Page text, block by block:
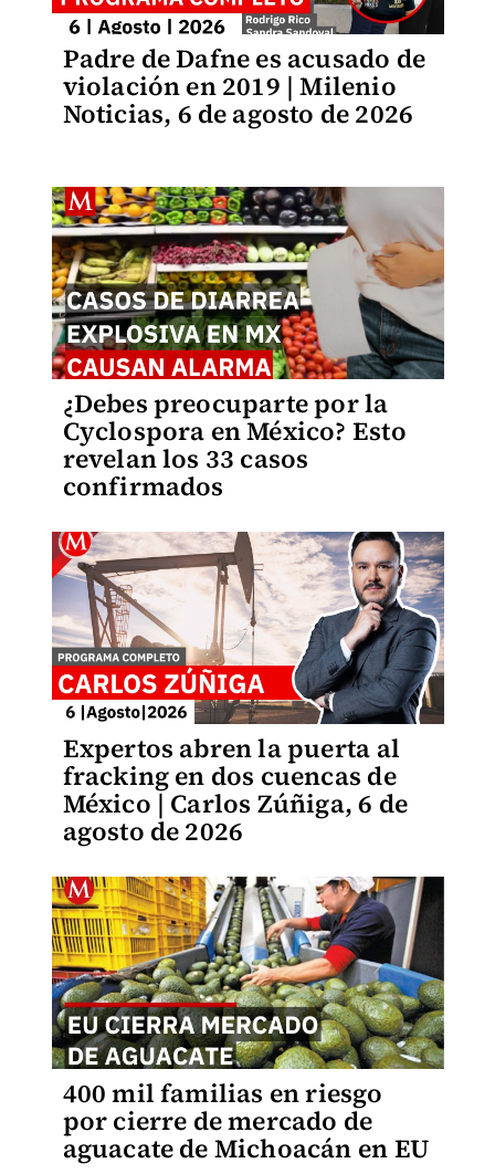
Padre de Dafne es acusado de
violación en 2019 | Milenio
Noticias, 6 de agosto de 2026
¿Debes preocuparte por la
Cyclospora en México? Esto
revelan los 33 casos
confirmados
Expertos abren la puerta al
fracking en dos cuencas de
México | Carlos Zúñiga, 6 de
agosto de 2026
400 mil familias en riesgo
por cierre de mercado de
aguacate de Michoacán en EU